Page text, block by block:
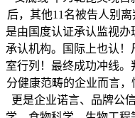
后，其他11名被告人别
是由国度认证承认监视
承认机构。国际上也认
室行列！最终成功冲线
分健康范畴的企业而言，
更是企业诺言、品牌公